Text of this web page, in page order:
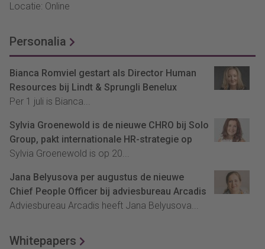
Locatie: Online
Personalia
Bianca Romviel gestart als Director Human
Resources bij Lindt & Sprungli Benelux
Per 1 juli is Bianca...
Sylvia Groenewold is de nieuwe CHRO bij Solo
Group, pakt internationale HR-strategie op
Sylvia Groenewold is op 20...
Jana Belyusova per augustus de nieuwe
Chief People Officer bij adviesbureau Arcadis
Adviesbureau Arcadis heeft Jana Belyusova...
Whitepapers